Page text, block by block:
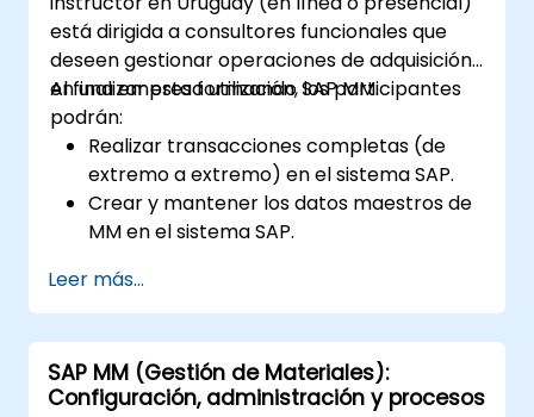
está dirigida a consultores funcionales que
deseen gestionar operaciones de adquisición
en una empresa utilizando SAP MM.
Al finalizar esta formación, los participantes
podrán:
Realizar transacciones completas (de
extremo a extremo) en el sistema SAP.
Crear y mantener los datos maestros de
MM en el sistema SAP.
dentro del sistema SAP.
Leer más...
SAP MM (Gestión de Materiales):
Configuración, administración y procesos